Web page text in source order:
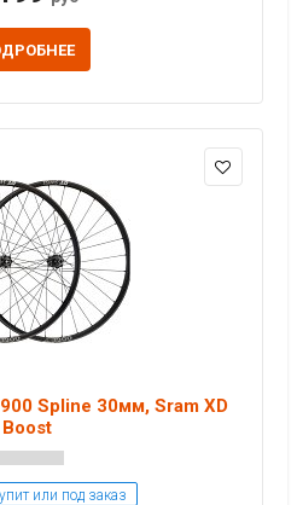
Spline 30мм, Sram XD
Boost
или под заказ